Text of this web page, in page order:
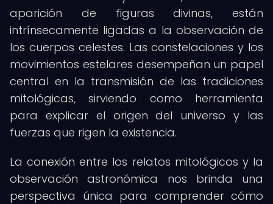
aparición de figuras divinas, están
intrínsecamente ligadas a la observación de
los cuerpos celestes. Las constelaciones y los
movimientos estelares desempeñan un papel
central en la transmisión de las tradiciones
mitológicas, sirviendo como herramienta
para explicar el origen del universo y las
fuerzas que rigen la existencia.
La conexión entre los relatos mitológicos y la
observación astronómica nos brinda una
perspectiva única para comprender cómo